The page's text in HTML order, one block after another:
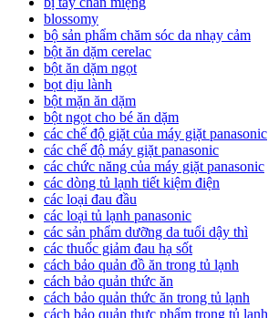
blossomy
bộ sản phẩm chăm sóc da nhạy cảm
bột ăn dặm cerelac
bột ăn dặm ngọt
bọt dịu lành
bột mặn ăn dặm
bột ngọt cho bé ăn dặm
các chế độ giặt của máy giặt panasonic
các chế độ máy giặt panasonic
các chức năng của máy giặt panasonic
các dòng tủ lạnh tiết kiệm điện
các loại đau đầu
các loại tủ lạnh panasonic
các sản phẩm dưỡng da tuổi dậy thì
các thuốc giảm đau hạ sốt
cách bảo quản đồ ăn trong tủ lạnh
cách bảo quản thức ăn
cách bảo quản thức ăn trong tủ lạnh
cách bảo quản thực phẩm trong tủ lạnh